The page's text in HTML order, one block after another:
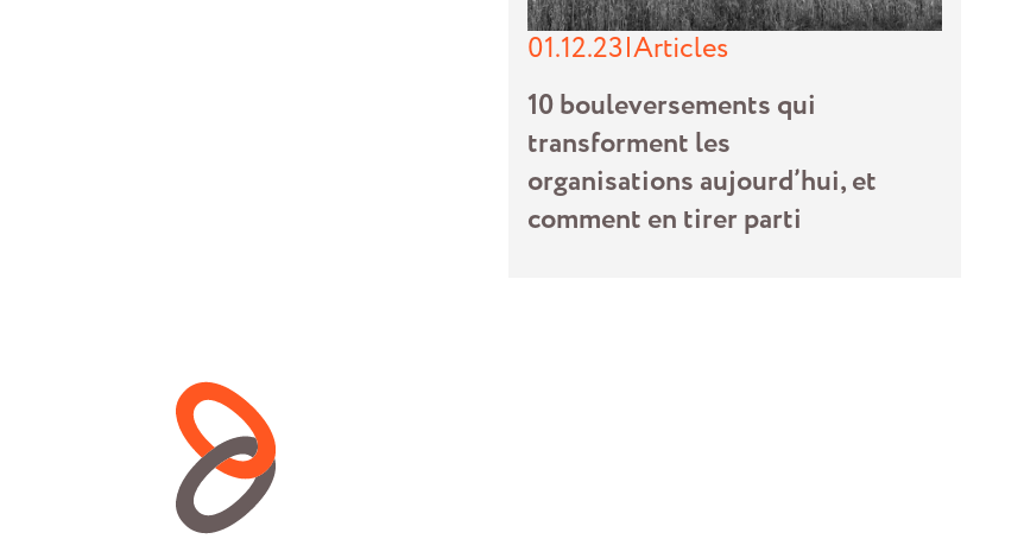
01.12.23|Articles
10 bouleversements qui
transforment les
organisations aujourd’hui, et
comment en tirer parti